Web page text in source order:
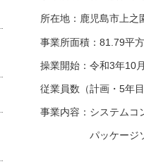
所在地：鹿児島市上之
事業所面積：81.79平
操業開始：令和3年10月
従業員数（計画・5年
事業内容：システムコ
パッケージソフ